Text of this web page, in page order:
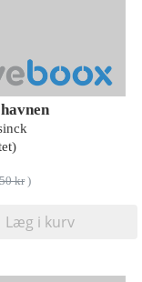
kr)
Læg i kurv